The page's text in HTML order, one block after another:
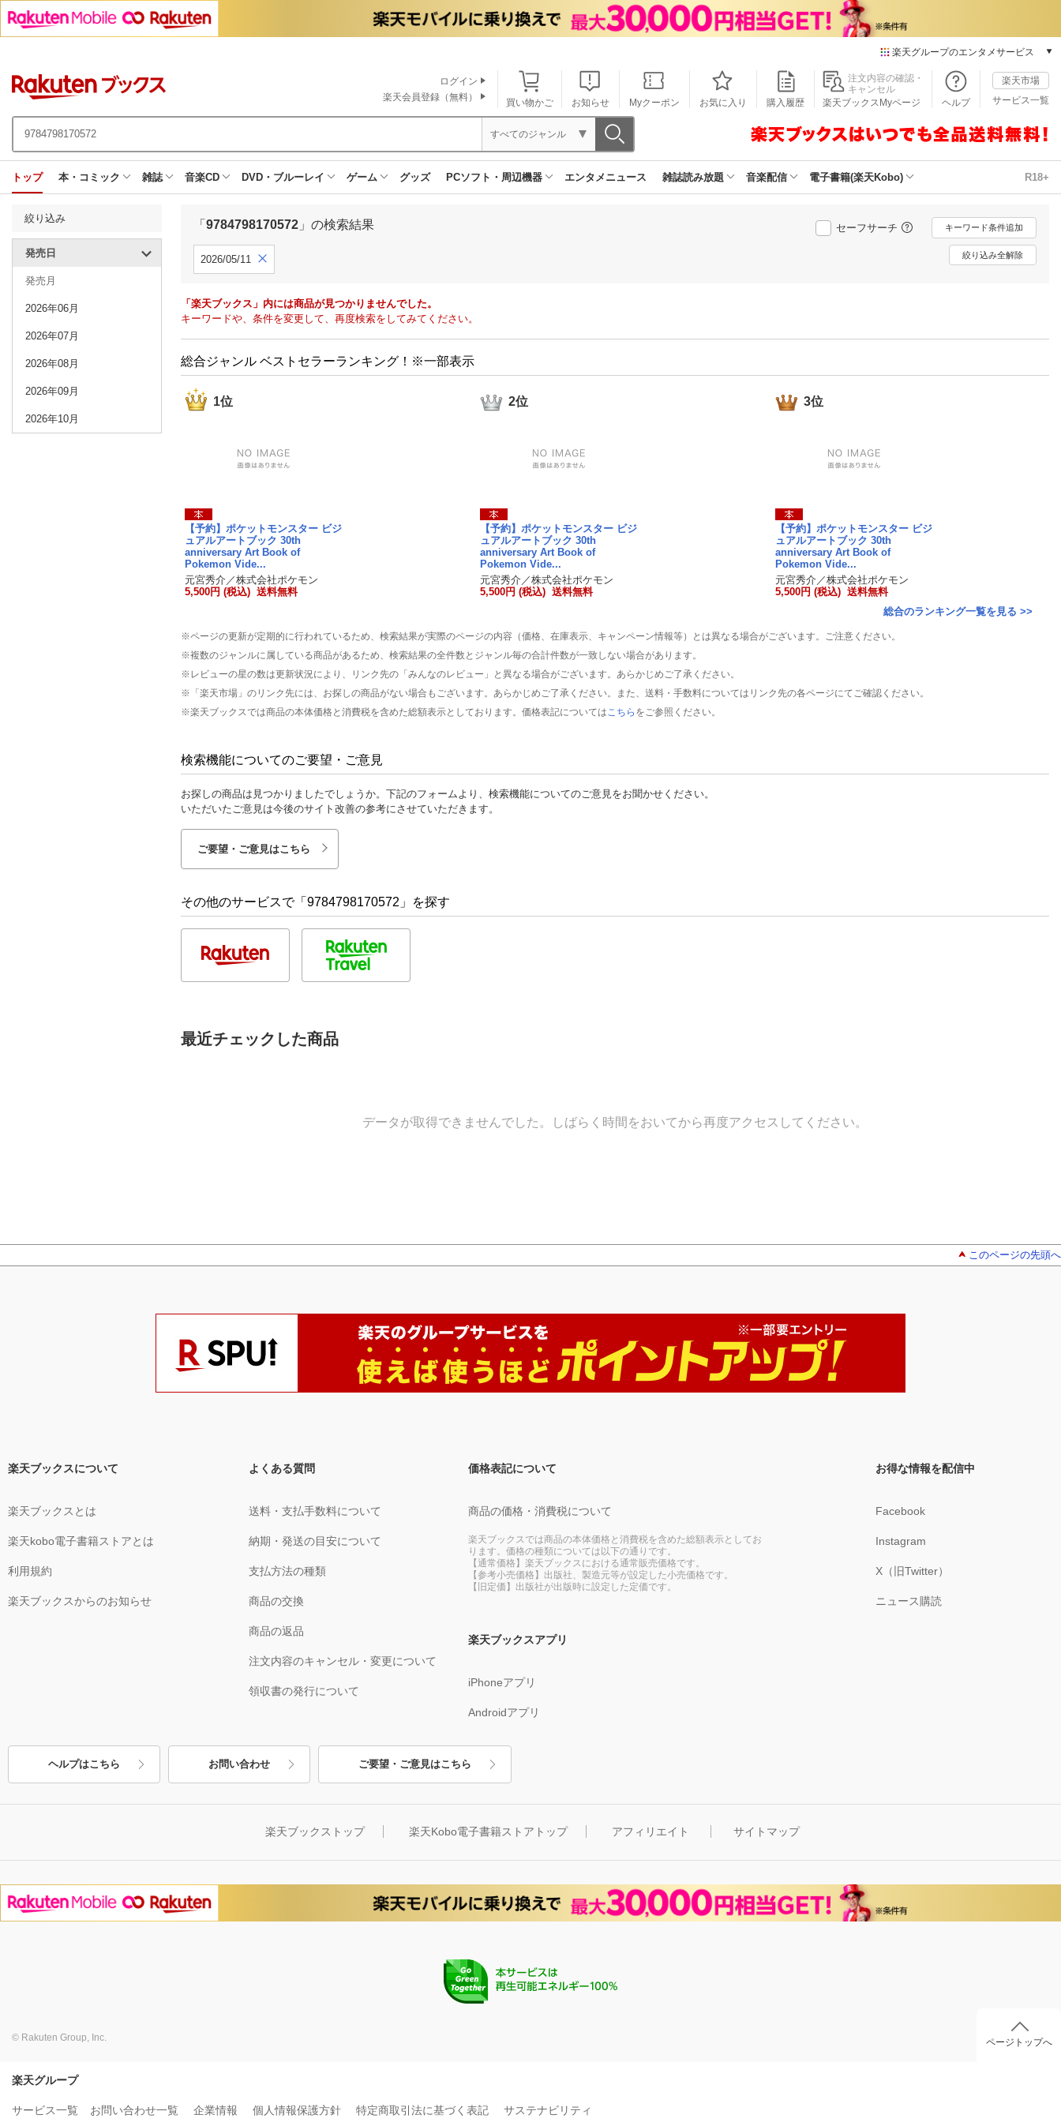
楽天グループのエンタメサービス
本/ゲーム/CD/DVD
楽天ブックス
楽天Kobo
動画配信
楽天TV
動画配信ガイド
チケット
エンタメニュース
買い物かご お知らせ Myクーポン お気に入り 購入履歴
注文内容の確認・
キャンセル
楽天ブックスMyページ
ヘルプ
楽天市場
サービス一覧
ログイン
楽天会員登録（無料）
すべてのジャンル
トップ 本・コミック 雑誌 音楽CD DVD・ブルーレイ ゲーム グッズ PCソフト・周辺機器 エンタメニュース 雑誌読み放題 音楽配信 電子書籍(楽天Kobo) R18+
絞り込み
発売日
発売月
2026年06月
2026年07月
2026年08月
2026年09月
2026年10月
「 9784798170572 」の検索結果 セーフサーチ キーワード条件追加
2026/05/11 絞り込み全解除
「楽天ブックス」内には商品が見つかりませんでした。
キーワードや、条件を変更して、再度検索をしてみてください。
総合ジャンル ベストセラーランキング！※一部表示
1位
【予約】ポケットモンスター ビジ
ュアルアートブック 30th
anniversary Art Book of
Pokemon Vide...
元宮秀介／株式会社ポケモン
5,500円 (税込) 送料無料
2位
【予約】ポケットモンスター ビジ
ュアルアートブック 30th
anniversary Art Book of
Pokemon Vide...
元宮秀介／株式会社ポケモン
5,500円 (税込) 送料無料
3位
【予約】ポケットモンスター ビジ
ュアルアートブック 30th
anniversary Art Book of
Pokemon Vide...
元宮秀介／株式会社ポケモン
5,500円 (税込) 送料無料
総合のランキング一覧を見る >>
※ページの更新が定期的に行われているため、検索結果が実際のページの内容（価格、在庫表示、キャンペーン情報等）とは異なる場合がございます。ご注意ください。
※複数のジャンルに属している商品があるため、検索結果の全件数とジャンル毎の合計件数が一致しない場合があります。
※レビューの星の数は更新状況により、リンク先の「みんなのレビュー」と異なる場合がございます。あらかじめご了承ください。
※「楽天市場」のリンク先には、お探しの商品がない場合もございます。あらかじめご了承ください。また、送料・手数料についてはリンク先の各ページにてご確認ください。
※楽天ブックスでは商品の本体価格と消費税を含めた総額表示としております。価格表記については こちら をご参照ください。
検索機能についてのご要望・ご意見
お探しの商品は見つかりましたでしょうか。下記のフォームより、検索機能についてのご意見をお聞かせください。
いただいたご意見は今後のサイト改善の参考にさせていただきます。
ご要望・ご意見はこちら
その他のサービスで「9784798170572」を探す
最近チェックした商品
データが取得できませんでした。しばらく時間をおいてから再度アクセスしてください。
このページの先頭へ
楽天ブックスについて
楽天ブックスとは
楽天kobo電子書籍ストアとは
利用規約
楽天ブックスからのお知らせ
よくある質問
送料・支払手数料について
納期・発送の目安について
支払方法の種類
商品の交換
商品の返品
注文内容のキャンセル・変更について
領収書の発行について
価格表記について
商品の価格・消費税について
楽天ブックスでは商品の本体価格と消費税を含めた総額表示としてお
ります。価格の種類については以下の通りです。
【通常価格】楽天ブックスにおける通常販売価格です。
【参考小売価格】出版社、製造元等が設定した小売価格です。
【旧定価】出版社が出版時に設定した定価です。
楽天ブックスアプリ
iPhoneアプリ
Androidアプリ
お得な情報を配信中
Facebook
Instagram
X（旧Twitter）
ニュース購読
ヘルプはこちら お問い合わせ ご要望・ご意見はこちら
楽天ブックストップ 楽天Kobo電子書籍ストアトップ アフィリエイト サイトマップ
© Rakuten Group, Inc. ページトップへ
楽天グループ
サービス一覧 お問い合わせ一覧 企業情報 個人情報保護方針 特定商取引法に基づく表記 サステナビリティ